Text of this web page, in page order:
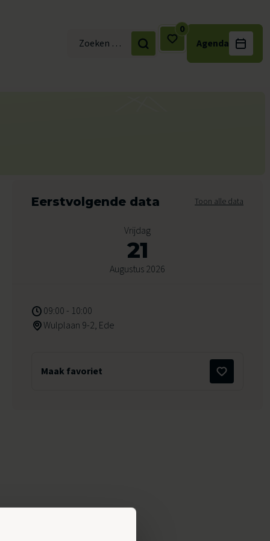
Zoek naar:
0
Agenda
Eerstvolgende data Toon alle data
Vrijdag
21
Augustus 2026
09:00 - 10:00
Wulplaan 9-2, Ede
Maak favoriet